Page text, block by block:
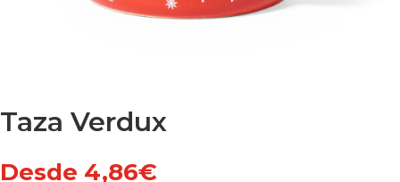
Taza Verdux
Desde 4,86€